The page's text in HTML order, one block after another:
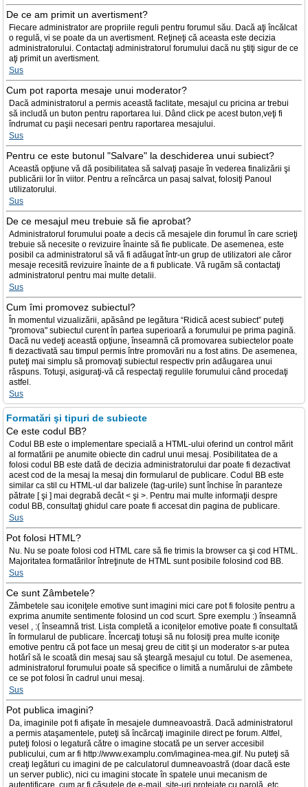
De ce am primit un avertisment?
Fiecare administrator are propriile reguli pentru forumul său. Dacă aţi încălcat
o regulă, vi se poate da un avertisment. Reţineţi că aceasta este decizia
administratorului. Contactaţi administratorul forumului dacă nu ştiţi sigur de ce
aţi primit un avertisment.
Sus
Cum pot raporta mesaje unui moderator?
Dacă administratorul a permis această faclitate, mesajul cu pricina ar trebui
să includă un buton pentru raportarea lui. Dând click pe acest buton,veţi fi
îndrumat cu paşii necesari pentru raportarea mesajului.
Sus
Pentru ce este butonul "Salvare" la deschiderea unui subiect?
Această opţiune vă dă posibilitatea să salvaţi pasaje în vederea finalizării şi
publicării lor în viitor. Pentru a reîncărca un pasaj salvat, folosiţi Panoul
utilizatorului.
Sus
De ce mesajul meu trebuie să fie aprobat?
Administratorul forumului poate a decis că mesajele din forumul în care scrieţi
trebuie să necesite o revizuire înainte să fie publicate. De asemenea, este
posibil ca administratorul să vă fi adăugat într-un grup de utilizatori ale căror
mesaje recesită revizuire înainte de a fi publicate. Vă rugăm să contactaţi
administratorul pentru mai multe detalii.
Sus
Cum îmi promovez subiectul?
În momentul vizualizării, apăsând pe legătura “Ridică acest subiect” puteţi
"promova" subiectul curent în partea superioară a forumului pe prima pagină.
Dacă nu vedeţi această opţiune, înseamnă că promovarea subiectelor poate
fi dezactivată sau timpul permis între promovări nu a fost atins. De asemenea,
puteţi mai simplu să promovaţi subiectul respectiv prin adăugarea unui
răspuns. Totuşi, asiguraţi-vă că respectaţi regulile forumului când procedaţi
astfel.
Sus
Formatări şi tipuri de subiecte
Ce este codul BB?
Codul BB este o implementare specială a HTML-ului oferind un control mărit
al formatării pe anumite obiecte din cadrul unui mesaj. Posibilitatea de a
folosi codul BB este dată de decizia administratorului dar poate fi dezactivat
acest cod de la mesaj la mesaj din formularul de publicare. Codul BB este
similar ca stil cu HTML-ul dar balizele (tag-urile) sunt închise în paranteze
pătrate [ şi ] mai degrabă decât < şi >. Pentru mai multe informaţii despre
codul BB, consultaţi ghidul care poate fi accesat din pagina de publicare.
Sus
Pot folosi HTML?
Nu. Nu se poate folosi cod HTML care să fie trimis la browser ca şi cod HTML.
Majoritatea formatărilor întreţinute de HTML sunt posibile folosind cod BB.
Sus
Ce sunt Zâmbetele?
Zâmbetele sau iconiţele emotive sunt imagini mici care pot fi folosite pentru a
exprima anumite sentimente folosind un cod scurt. Spre exemplu :) înseamnă
vesel , :( înseamnă trist. Lista completă a iconiţelor emotive poate fi consultată
în formularul de publicare. Încercaţi totuşi să nu folosiţi prea multe iconiţe
emotive pentru că pot face un mesaj greu de citit şi un moderator s-ar putea
hotărî să le scoată din mesaj sau să şteargă mesajul cu totul. De asemenea,
administratorul forumului poate să specifice o limită a numărului de zâmbete
ce se pot folosi în cadrul unui mesaj.
Sus
Pot publica imagini?
Da, imaginile pot fi afişate în mesajele dumneavoastră. Dacă administratorul
a permis ataşamentele, puteţi să încărcaţi imaginile direct pe forum. Altfel,
puteţi folosi o legatură către o imagine stocată pe un server accesibil
publicului, cum ar fi http://www.examplu.com/imaginea-mea.gif. Nu puteţi să
creaţi legături cu imagini de pe calculatorul dumneavoastră (doar dacă este
un server public), nici cu imagini stocate în spatele unui mecanism de
autentificare, cum ar fi căsuţele de e-mail, site-uri protejate cu parolă, etc.